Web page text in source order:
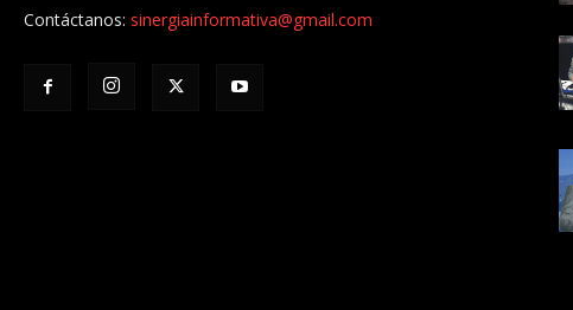
Contáctanos: sinergiainformativa@gmail.com